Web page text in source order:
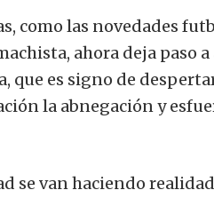
como las novedades
ahora deja paso
que es signo de
la abnegación y
se van haciendo